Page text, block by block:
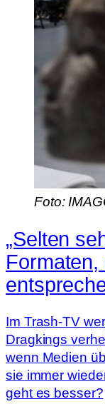
Foto:
„Selten
Formaten,
Im Trash-TV
Dragkings
wenn Medien
sie immer
geht es besser?